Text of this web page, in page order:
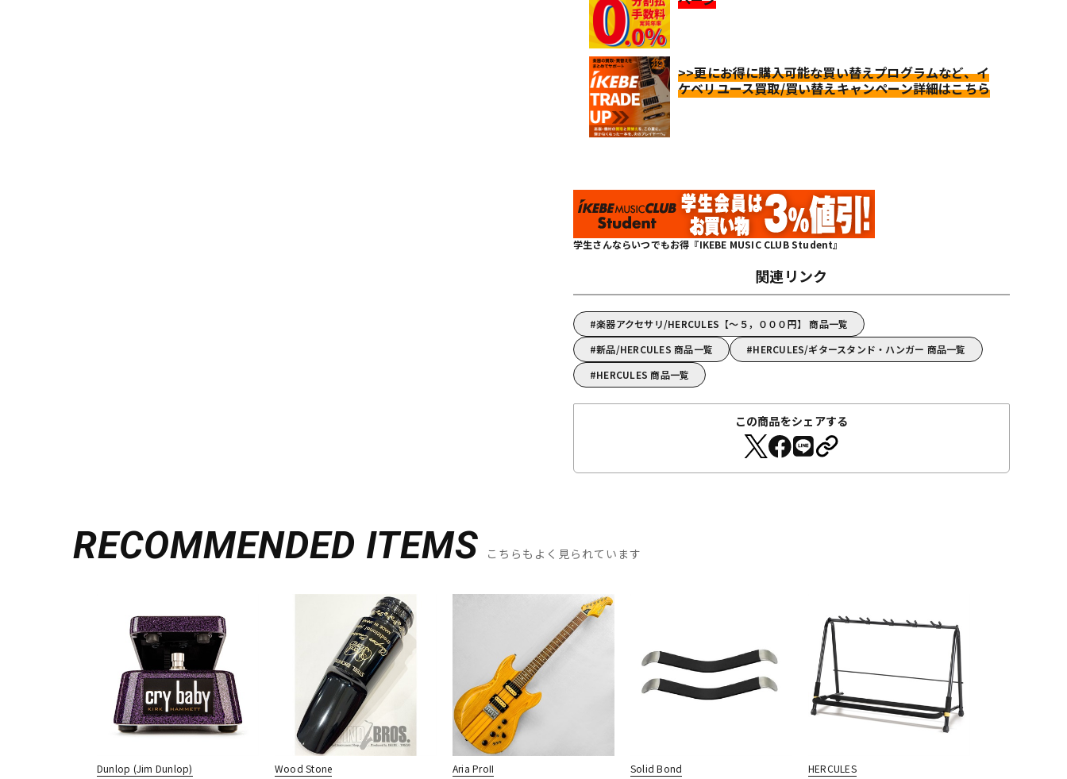
>>更にお得に購入可能な買い替えプログラムなど、イ
ケベリユース買取/買い替えキャンペーン詳細はこちら
学生さんならいつでもお得『IKEBE MUSIC CLUB Student』
関連リンク
楽器アクセサリ/HERCULES【～５，０００円】 商品一覧
新品/HERCULES 商品一覧
HERCULES/ギタースタンド・ハンガー 商品一覧
HERCULES 商品一覧
この商品をシェアする
RECOMMENDED ITEMS こちらもよく見られています
Dunlop (Jim Dunlop) Wood Stone Aria ProII Solid Bond HERCULES